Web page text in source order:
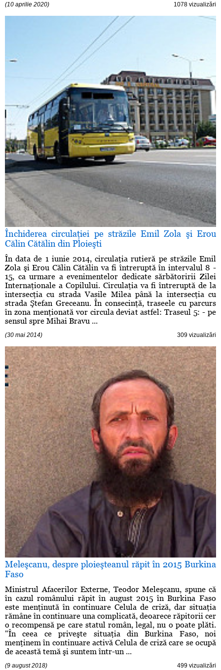
(10 aprilie 2020) 1078 vizualizări
Închiderea circulaţiei pe străzile Emil Zola şi Erou
Călin Cătălin din Ploieşti
În data de 1 iunie 2014, circulaţia rutieră pe străzile Emil
Zola şi Erou Călin Cătălin va fi întreruptă în intervalul 8 -
15, ca urmare a evenimentelor dedicate sărbătoririi Zilei
Internaţionale a Copilului. Circulaţia va fi întreruptă de la
intersecţia cu strada Vasile Milea până la intersecţia cu
strada Ştefan Greceanu. În consecinţă, traseele cu parcurs
în zona menţionată vor circula deviat astfel: Traseul 5: - pe
sensul spre Mihai Bravu ...
(30 mai 2014) 309 vizualizări
Meleşcanu, despre ploieşteanul răpit în 2015 Burkina
Faso
Ministrul Afacerilor Externe, Teodor Meleşcanu, spune că
în cazul românului răpit în august 2015 în Burkina Faso
este menţinută în continuare Celula de criză, dar situaţia
rămâne în continuare una complicată, deoarece răpitorii cer
o recompensă pe care statul român, legal, nu o poate plăti.
"În ceea ce priveşte situaţia din Burkina Faso, noi
menţinem în continuare activă Celula de criză care se ocupă
de această temă şi suntem într-un ...
(9 august 2018) 499 vizualizări